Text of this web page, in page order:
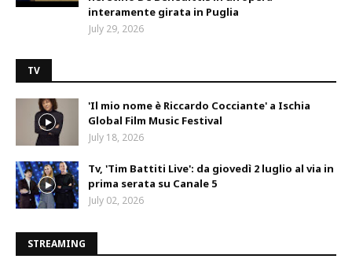
interamente girata in Puglia
July 29, 2026
TV
'Il mio nome è Riccardo Cocciante' a Ischia
Global Film Music Festival
July 18, 2026
Tv, 'Tim Battiti Live': da giovedì 2 luglio al via in
prima serata su Canale 5
July 02, 2026
STREAMING